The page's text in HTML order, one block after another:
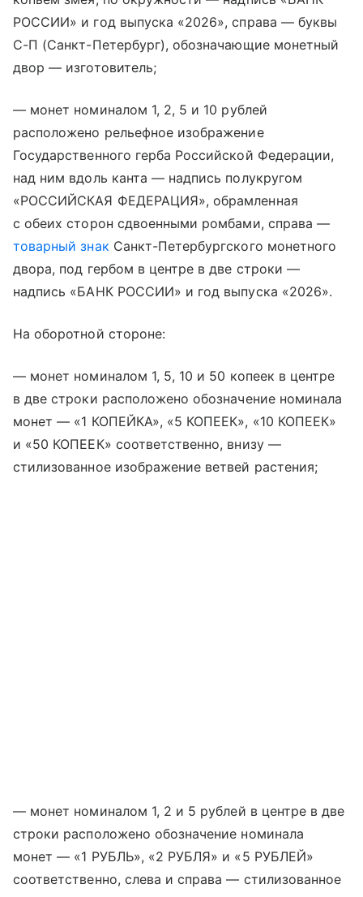
РОССИИ» и год выпуска «2026», справа — буквы
С-П (Санкт-Петербург), обозначающие монетный
двор — изготовитель;
— монет номиналом 1, 2, 5 и 10 рублей
расположено рельефное изображение
Государственного герба Российской Федерации,
над ним вдоль канта — надпись полукругом
«РОССИЙСКАЯ ФЕДЕРАЦИЯ», обрамленная
с обеих сторон сдвоенными ромбами, справа —
товарный знак Санкт-Петербургского монетного
двора, под гербом в центре в две строки —
надпись «БАНК РОССИИ» и год выпуска «2026».
На оборотной стороне:
— монет номиналом 1, 5, 10 и 50 копеек в центре
в две строки расположено обозначение номинала
монет — «1 КОПЕЙКА», «5 КОПЕЕК», «10 КОПЕЕК»
и «50 КОПЕЕК» соответственно, внизу —
стилизованное изображение ветвей растения;
— монет номиналом 1, 2 и 5 рублей в центре в две
строки расположено обозначение номинала
монет — «1 РУБЛЬ», «2 РУБЛЯ» и «5 РУБЛЕЙ»
соответственно, слева и справа — стилизованное